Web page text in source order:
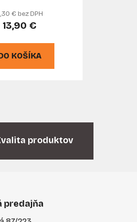
€ bez DPH
13,90 €
KOŠÍKA
produktov
predajňa